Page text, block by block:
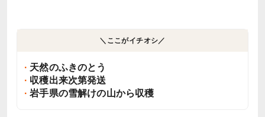
＼ここがイチオシ／
天然のふきのとう
収穫出来次第発送
岩手県の雪解けの山から収穫